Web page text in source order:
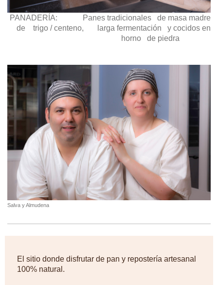
PANADERÍA: Panes tradicionales de masa madre
de trigo / centeno, larga fermentación y cocidos en
horno de piedra
Salva y Almudena
El sitio donde disfrutar de pan y repostería artesanal
100% natural.